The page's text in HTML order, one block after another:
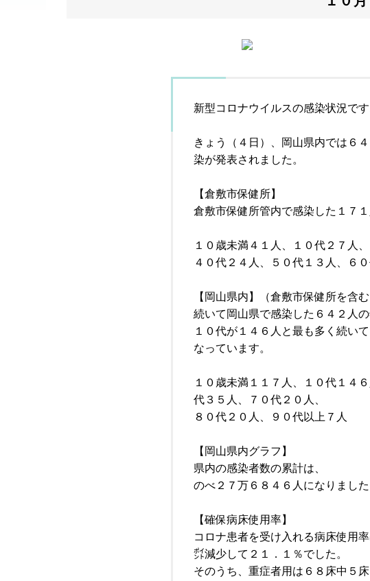
新型コロナウイルスの感染状況です
きょう（４日）、岡山県内では６
染が発表されました。
【倉敷市保健所】
倉敷市保健所管内で感染した１７
１０歳未満４１人、１０代２７人
４０代２４人、５０代１３人、６
【岡山県内】（倉敷市保健所を含む
続いて岡山県で感染した６４２人の
１０代が１４６人と最も多く続い
なっています。
１０歳未満１１７人、１０代１４
代３５人、７０代２０人、
８０代２０人、９０代以上７人
【岡山県内グラフ】
県内の感染者数の累計は、
のべ２７万６８４６人になりました
【確保病床使用率】
コロナ患者を受け入れる病床使用
㌽減少して２１．１％でした。
そのうち、重症者用は６８床中５